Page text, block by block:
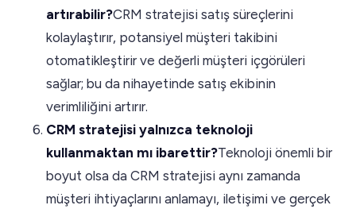
artırabilir?CRM stratejisi satış süreçlerini
kolaylaştırır, potansiyel müşteri takibini
otomatikleştirir ve değerli müşteri içgörüleri
sağlar; bu da nihayetinde satış ekibinin
verimliliğini artırır.
CRM stratejisi yalnızca teknoloji
kullanmaktan mı ibarettir?Teknoloji önemli bir
boyut olsa da CRM stratejisi aynı zamanda
müşteri ihtiyaçlarını anlamayı, iletişimi ve gerçek